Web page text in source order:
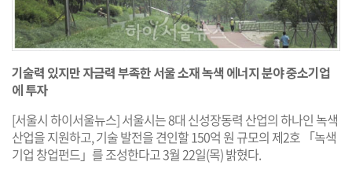
기술력 있지만 자금력 부족한 서울 소재 녹색 에너지 분야 중소기업
에 투자
[서울시 하이서울뉴스] 서울시는 8대 신성장동력 산업의 하나인 녹색
산업을 지원하고, 기술 발전을 견인할 150억 원 규모의 제2호 「녹색
기업 창업펀드」를 조성한다고 3월 22일(목) 밝혔다.